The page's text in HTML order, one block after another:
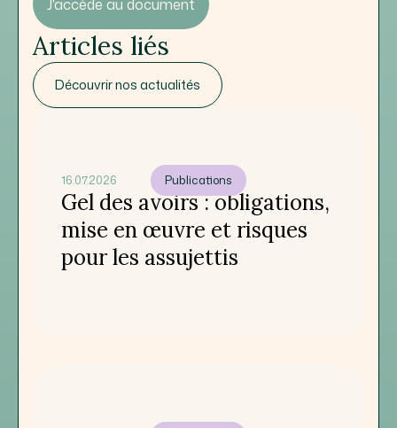
J'accède au document
Articles liés
Découvrir nos actualités
16.07.2026
Gel des avoirs : obligations,
mise en œuvre et risques
pour les assujettis
Publications